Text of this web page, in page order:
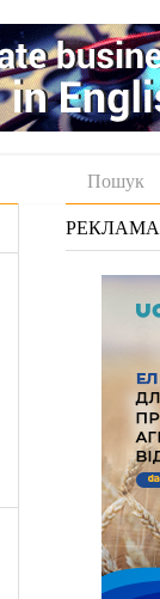
РЕКЛАМА